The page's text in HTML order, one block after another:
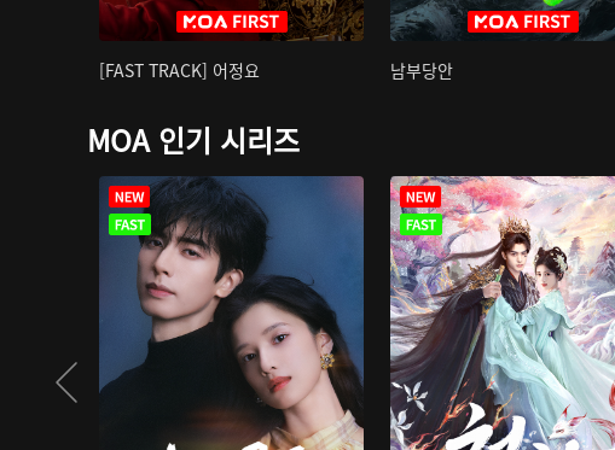
[FAST TRACK] 어정요 남부당안
MOA 인기 시리즈